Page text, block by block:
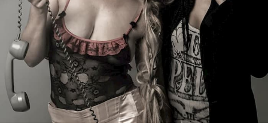
Bezoekersinfo
AB ❤ you
Zaalhuur